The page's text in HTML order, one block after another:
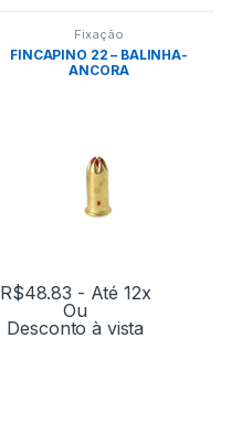
Fixação
FINCAPINO 22 – BALINHA-
ANCORA
R$48.83 - Até 12x
Ou
Desconto à vista